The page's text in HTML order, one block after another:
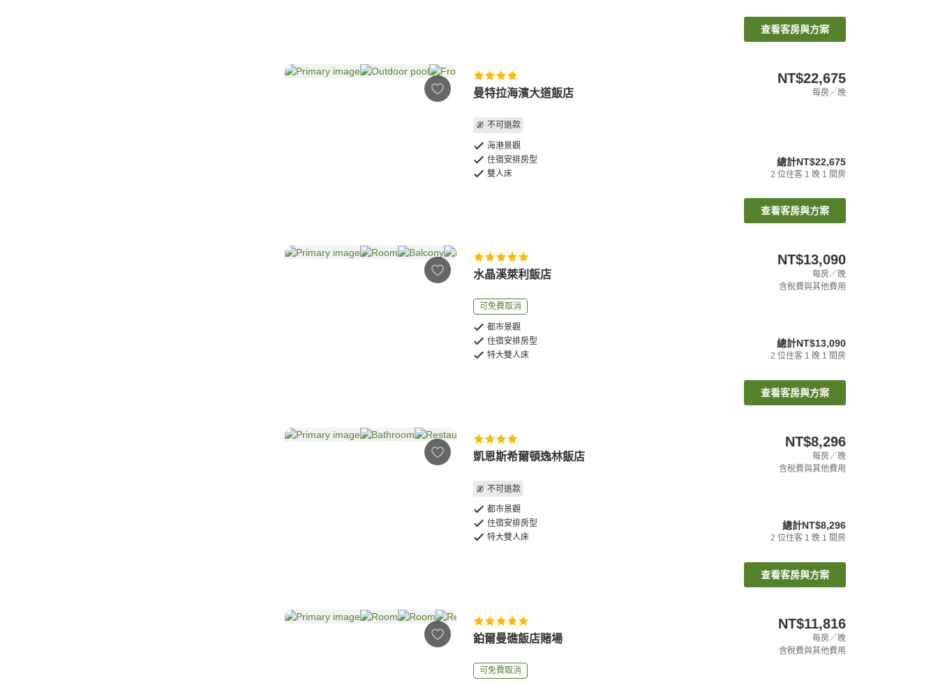
查看客房與方案
曼特拉海濱大道飯店
不可退款
海港景觀
住宿安排房型
雙人床
NT$22,675
每房／晚
總計NT$22,675
2 位住客 1 晚 1 間房
查看客房與方案
水晶溪萊利飯店
可免費取消
都市景觀
住宿安排房型
特大雙人床
NT$13,090
每房／晚
含稅費與其他費用
總計NT$13,090
2 位住客 1 晚 1 間房
查看客房與方案
凱恩斯希爾頓逸林飯店
不可退款
都市景觀
住宿安排房型
特大雙人床
NT$8,296
每房／晚
含稅費與其他費用
總計NT$8,296
2 位住客 1 晚 1 間房
查看客房與方案
鉑爾曼礁飯店賭場
可免費取消
NT$11,816
每房／晚
含稅費與其他費用